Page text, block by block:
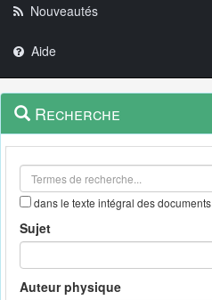
Nouveautés
Aide
Navigation
outils
Menu
contextuel
Recherche
dans le texte intégral des documents
Sujet
Auteur physique